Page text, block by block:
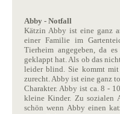
Abby - Notfall
Kätzin Abby ist eine ganz
einer Familie im
Tierheim angegeben, da
geklappt hat. Als ob das
leider blind. Sie kommt
zurecht. Abby ist eine ganz
Charakter. Abby ist ca. 8 -
kleine Kinder. Zu sozialen
schön wenn Abby einen